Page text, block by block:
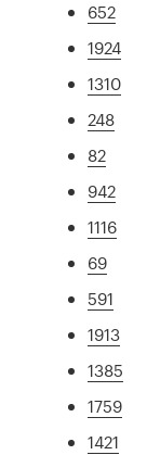
652
1924
1310
248
82
942
1116
69
591
1913
1385
1759
1421